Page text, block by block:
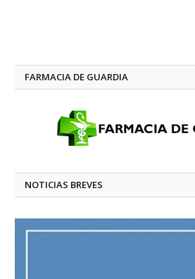
FARMACIA DE GUARDIA
NOTICIAS BREVES